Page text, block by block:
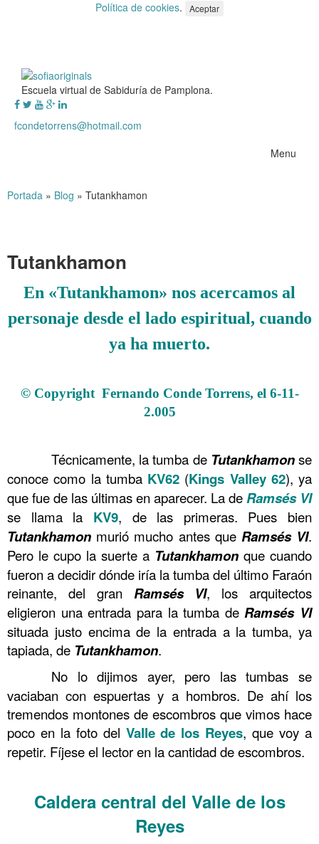
Política de cookies. Aceptar
Escuela virtual de Sabiduría de Pamplona.
fcondetorrens@hotmail.com
Menu
Portada » Blog » Tutankhamon
Tutankhamon
En «Tutankhamon» nos acercamos al
personaje desde el lado espiritual, cuando
ya ha muerto.
© Copyright Fernando Conde Torrens, el 6-11-
2.005
Técnicamente, la tumba de Tutankhamon se
conoce como la tumba KV62 (Kings Valley 62), ya
que fue de las últimas en aparecer. La deRamsés VI
se llama la KV9, de las primeras. Pues bien
Tutankhamon murió mucho antes que Ramsés VI.
Pero le cupo la suerte a Tutankhamon que cuando
fueron a decidir dónde iría la tumba del último Faraón
reinante, del gran Ramsés VI, los arquitectos
eligieron una entrada para la tumba de Ramsés VI
situada justo encima de la entrada a la tumba, ya
tapiada, de Tutankhamon.
No lo dijimos ayer, pero las tumbas se
vaciaban con espuertas y a hombros. De ahí los
tremendos montones de escombros que vimos hace
poco en la foto del Valle de los Reyes, que voy a
repetir. Fíjese el lector en la cantidad de escombros.
Caldera central del Valle de los
Reyes